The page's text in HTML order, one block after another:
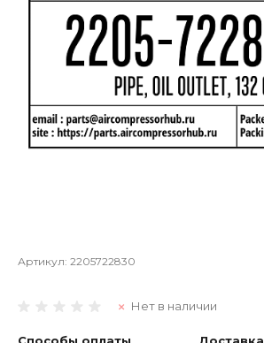
Артикул: 2205722830
Нет в наличии